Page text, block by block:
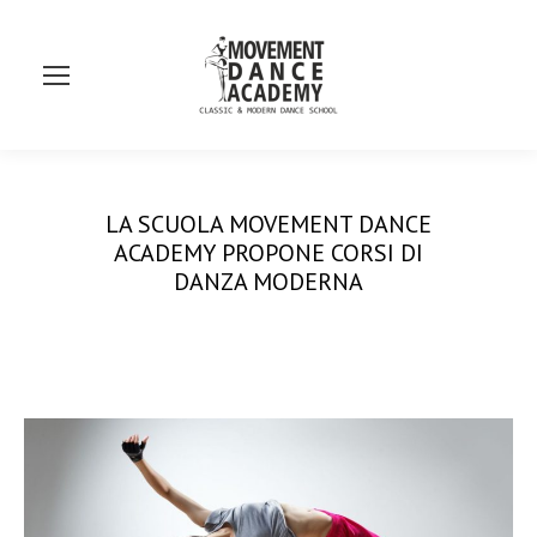
LA SCUOLA MOVEMENT DANCE
ACADEMY PROPONE CORSI DI
DANZA MODERNA